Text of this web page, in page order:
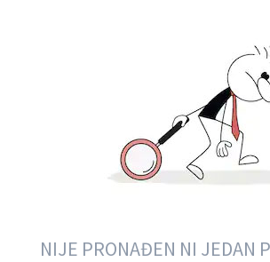
NIJE PRONAĐEN NI JEDAN